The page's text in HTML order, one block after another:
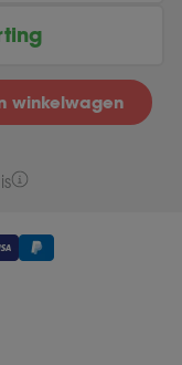
64.95.
is: 58.46.
winkelwagen